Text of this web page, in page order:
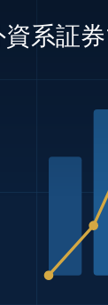
系証